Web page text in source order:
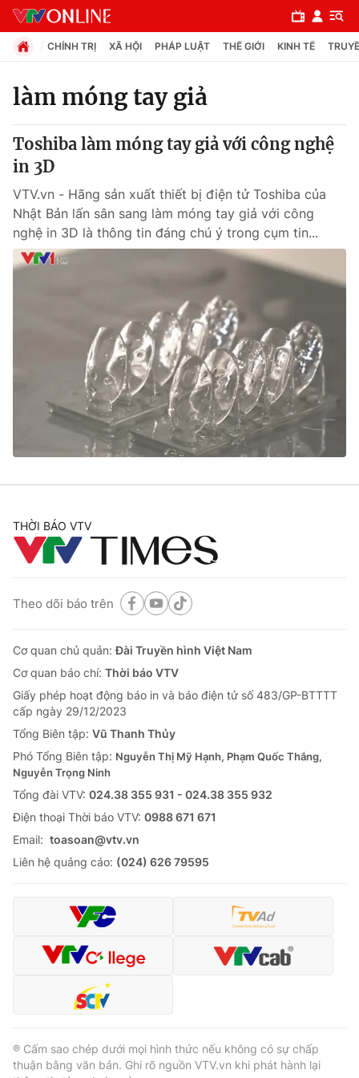
Chuyên mục
Chính trị
Xã hội
Pháp luật
Thế giới đó đây
Câu chuyện quốc tế
Tài chính
Thị trường
Góc doanh nghiệp
Dữ liệu và đời sống
Truyền hình
Phim VTV
Hậu trường
Giải sao mai
Giải trí
Điện ảnh
Âm nhạc
Du lịch
Làm đẹp
Chất lượng cuộc sống
Tuyển sinh
Học trực tuyến
Công nghệ
Hitech Công nghệ tương lai
Sản phẩm
Thị trường
Tư vấn
Giao lưu trực tuyến
Lịch phát sóng
Chuyên mục khác
Emagazine Podcast
Video Shorts video
VTV Money
VTV Sức khoẻ Bất động sản
CHÍNH TRỊ XÃ HỘI PHÁP LUẬT THẾ GIỚI KINH TẾ
làm móng tay giả
Toshiba làm móng tay giả với công nghệ
in 3D
VTV.vn - Hãng sản xuất thiết bị điện tử Toshiba của
Nhật Bản lấn sân sang làm móng tay giả với công
nghệ in 3D là thông tin đáng chú ý trong cụm tin...
THỜI BÁO VTV
Theo dõi báo trên
Cơ quan chủ quản:Đài Truyền hình Việt Nam
Cơ quan báo chí: Thời báo VTV
Giấy phép hoạt động báo in và báo điện tử số 483/GP-BTTTT
cấp ngày 29/12/2023
Tổng Biên tập: Vũ Thanh Thủy
Phó Tổng Biên tập: Nguyễn Thị Mỹ Hạnh, Phạm Quốc Thắng,
Nguyễn Trọng Ninh
Tổng đài VTV: 024.38 355 931 - 024.38 355 932
Ðiện thoại Thời báo VTV: 0988 671 671
Email: toasoan@vtv.vn
Liên hệ quảng cáo: (024) 626 79595
® Cấm sao chép dưới mọi hình thức nếu không có sự chấp
thuận bằng văn bản. Ghi rõ nguồn VTV.vn khi phát hành lại